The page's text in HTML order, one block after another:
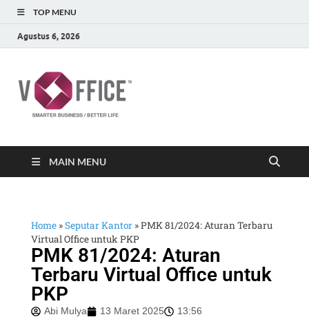
TOP MENU
Agustus 6, 2026
MAIN MENU
Home »Seputar Kantor »PMK 81/2024: Aturan Terbaru
Virtual Office untuk PKP
PMK 81/2024: Aturan
Terbaru Virtual Office untuk
PKP
Abi Mulya 13 Maret 2025 13:56